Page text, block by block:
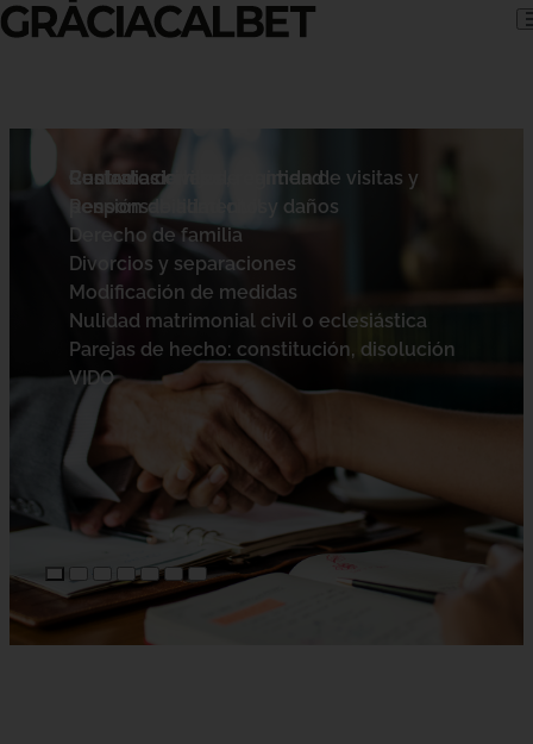
Skip to content
Contratos civiles
Custodia de hijos, régimen de visitas y
pensión de alimentos
Derecho de familia
Divorcios y separaciones
Modificación de medidas
Nulidad matrimonial civil o eclesiástica
Parejas de hecho: constitución, disolución
VIDO
Reclamaciones de cantidad
Responsabilidad civil y daños